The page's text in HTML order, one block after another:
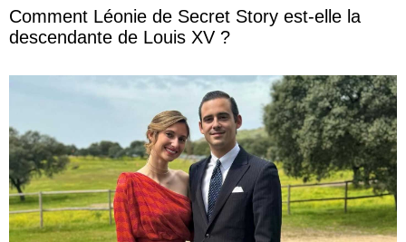
Comment Léonie de Secret Story est-elle la
descendante de Louis XV ?